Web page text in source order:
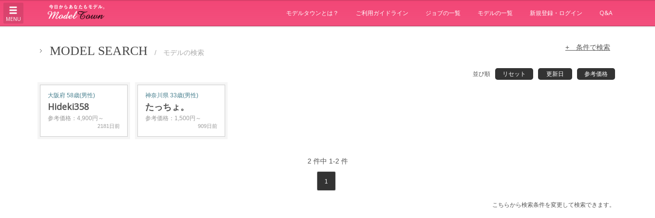
MENU
モデルタウンとは？ ご利用ガイドライン ジョブの一覧 モデルの一覧 新規登録・ログイン Q&A
MODEL SEARCH / モデルの検索
+ 条件で検索
並び順 リセット 更新日 参考価格
大阪府 58歳(男性)
Hideki358
参考価格：4,900円～
2181日前
神奈川県 33歳(男性)
たっちょ。
参考価格：1,500円～
909日前
2 件中 1-2 件
1
こちらから検索条件を変更して検索できます。